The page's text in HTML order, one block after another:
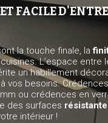
FACILE
la touche finale, la
L’espace entre
un habillement
vos besoins.
ou crédences en
des surfaces
intérieur !